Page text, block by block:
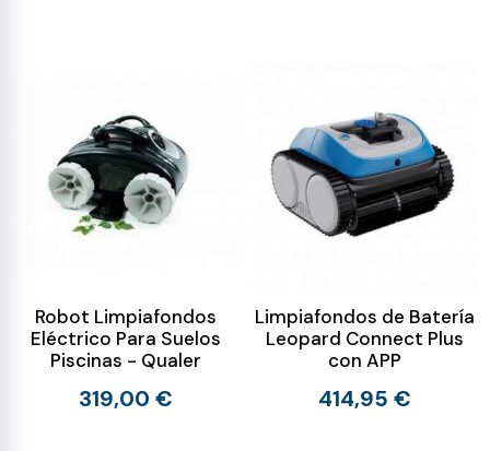
Robot Limpiafondos
Eléctrico Para Suelos
Piscinas - Qualer
319,00 €
Limpiafondos de Batería
Leopard Connect Plus
con APP
414,95 €